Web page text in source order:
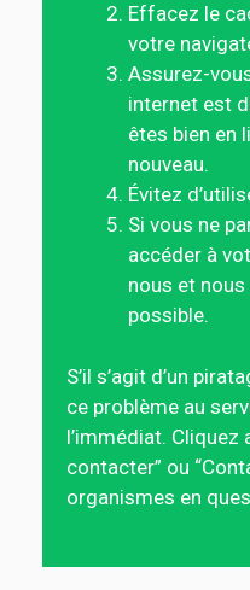
Effacez le
votre
Assurez-
internet est
êtes bien en
nouveau.
Évitez
Si vous ne
accéder à
nous et
possible.
S’il s’agit d’un
ce problème au
l’immédiat. Cliquez
contacter” ou
organismes en